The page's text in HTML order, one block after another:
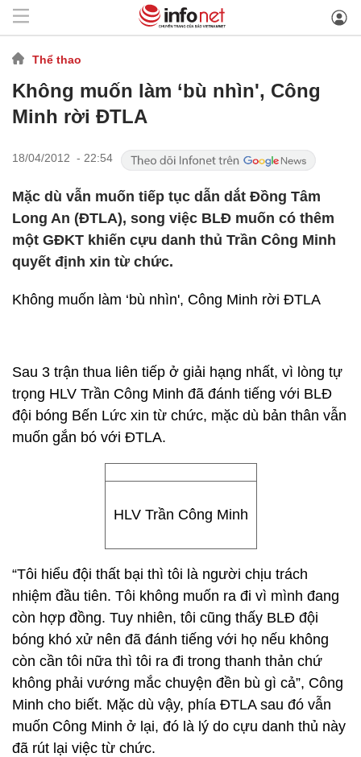
Thể thao
Không muốn làm ‘bù nhìn', Công
Minh rời ĐTLA
18/04/2012 - 22:54
Mặc dù vẫn muốn tiếp tục dẫn dắt Đồng Tâm
Long An (ĐTLA), song việc BLĐ muốn có thêm
một GĐKT khiến cựu danh thủ Trần Công Minh
quyết định xin từ chức.
Không muốn làm ‘bù nhìn', Công Minh rời ĐTLA
Sau 3 trận thua liên tiếp ở giải hạng nhất, vì lòng tự
trọng HLV Trần Công Minh đã đánh tiếng với BLĐ
đội bóng Bến Lức xin từ chức, mặc dù bản thân vẫn
muốn gắn bó với ĐTLA.
HLV Trần Công Minh
“Tôi hiểu đội thất bại thì tôi là người chịu trách
nhiệm đầu tiên. Tôi không muốn ra đi vì mình đang
còn hợp đồng. Tuy nhiên, tôi cũng thấy BLĐ đội
bóng khó xử nên đã đánh tiếng với họ nếu không
còn cần tôi nữa thì tôi ra đi trong thanh thản chứ
không phải vướng mắc chuyện đền bù gì cả”, Công
Minh cho biết. Mặc dù vậy, phía ĐTLA sau đó vẫn
muốn Công Minh ở lại, đó là lý do cựu danh thủ này
đã rút lại việc từ chức.